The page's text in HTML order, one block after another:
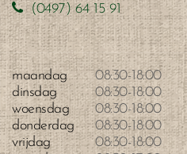
(0497) 64 15 91
maandag 08:30-18:00
dinsdag
08:30-18:00
woensdag
08:30-18:00
donderdag
08:30-18:00
vrijdag
08:30-18:00